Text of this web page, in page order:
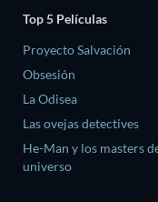
Top 5 Películas
Proyecto Salvación
Obsesión
La Odisea
Las ovejas detectives
He-Man y los masters
universo